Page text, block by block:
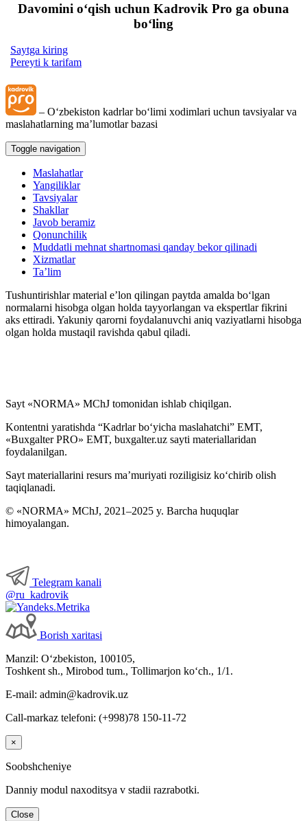
Davomini oʻqish uchun Kadrovik Pro ga obuna
boʻling
Saytga kiring
Pereyti k tarifam
– Oʻzbekiston kadrlar boʻlimi хodimlari uchun tavsiyalar va
maslahatlarning ma’lumotlar bazasi
Toggle navigation
Maslahatlar
Yangiliklar
Tavsiyalar
Shakllar
Javob beramiz
Qonunchilik
Muddatli mehnat shartnomasi qanday bekor qilinadi
Xizmatlar
Ta’lim
Tushuntirishlar material e’lon qilingan paytda amalda boʻlgan
normalarni hisobga olgan holda tayyorlangan va ekspertlar fikrini
aks ettiradi. Yakuniy qarorni foydalanuvchi aniq vaziyatlarni hisobga
olgan holda mustaqil ravishda qabul qiladi.
Sayt «NORMA» MChJ tomonidan ishlab chiqilgan.
Kontentni yaratishda “Kadrlar boʻyicha maslahatchi” EMT,
«Buxgalter PRO» EMT, buxgalter.uz sayti materiallaridan
foydalanilgan.
Sayt materiallarini resurs ma’muriyati roziligisiz koʻchirib olish
taqiqlanadi.
© «NORMA» MChJ, 2021–2025 y. Barcha huquqlar
himoyalangan.
Telegram kanali
@ru_kadrovik
Borish хaritasi
Manzil: Oʻzbekiston, 100105,
Toshkent sh., Mirobod tum., Tollimarjon koʻch., 1/1.
E-mail: admin@kadrovik.uz
Call-markaz telefoni: (+998)78 150-11-72
×
Soobshcheniye
Danniy modul naхoditsya v stadii razrabotki.
Close